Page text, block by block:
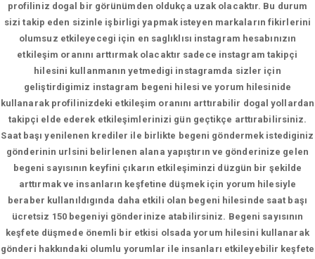
profiliniz dogal bir görünümden oldukça uzak olacaktır. Bu durum
sizi takip eden sizinle işbirligi yapmak isteyen markaların fikirlerini
olumsuz etkileyecegi için en saglıklısı instagram hesabınızın
etkileşim oranını arttırmak olacaktır sadece instagram takipçi
hilesini kullanmanın yetmedigi instagramda sizler için
geliştirdigimiz instagram begeni hilesi ve yorum hilesinide
kullanarak profilinizdeki etkileşim oranını arttırabilir dogal yollardan
takipçi elde ederek etkileşimlerinizi gün geçtikçe arttırabilirsiniz.
Saat başı yenilenen krediler ile birlikte begeni göndermek istediginiz
gönderinin urlsini belirlenen alana yapıştırın ve gönderinize gelen
begeni sayısının keyfini çıkarın etkileşiminzi düzgün bir şekilde
arttırmak ve insanların keşfetine düşmek için yorum hilesiyle
beraber kullanıldıgında daha etkili olan begeni hilesinde saat başı
ücretsiz 150 begeniyi gönderinize atabilirsiniz. Begeni sayısının
keşfete düşmede önemli bir etkisi olsada yorum hilesini kullanarak
gönderi hakkındaki olumlu yorumlar ile insanları etkileyebilir keşfete